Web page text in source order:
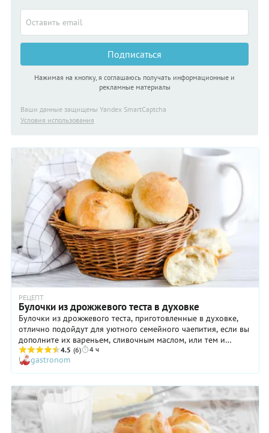
Подписаться
Нажимая на кнопку, я соглашаюсь получать информационные и
рекламные материалы
Ваши данные защищены Yandex SmartCaptcha
Условия использования
РЕЦЕПТ
Булочки из дрожжевого теста в духовке
Булочки из дрожжевого теста, приготовленные в духовке,
отлично подойдут для уютного семейного чаепития, если вы
дополните их вареньем, сливочным маслом, или тем и
другим. Кроме того, такую выпечку можно подать к бульону
или любому супу, а также использовать для приготовления
бургеров (если сделать изделия покрупнее). То есть, она
совершенно универсальная! Если вы до сих пор не решились
заняться приготовлением дрожжевого теста, попробуйте
сделать это прямо сейчас. Просто соблюдайте все
требования рецепта, точно отмеряйте количество
ингредиентов, и мы гарантируем превосходный результат!
4.5 (6) 4 ч
gastronom